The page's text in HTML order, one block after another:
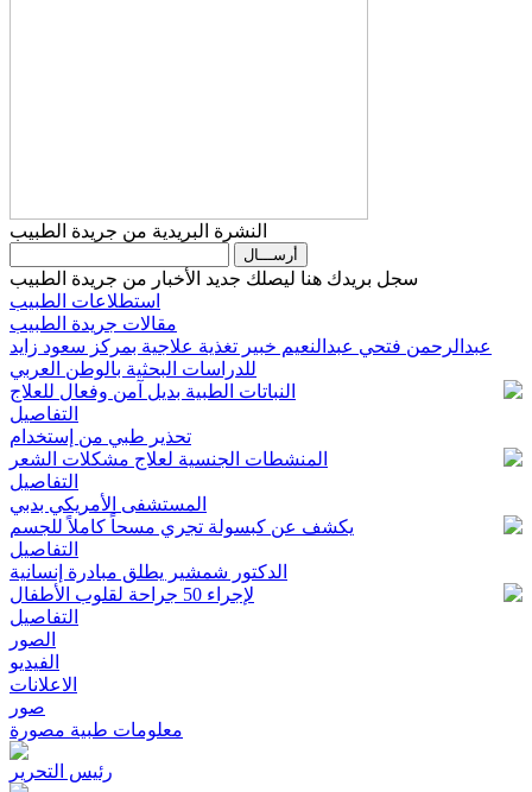
النشرة البريدية من جريدة الطبيب
سجل بريدك هنا ليصلك جديد الأخبار من جريدة الطبيب
استطلاعات الطبيب
مقالات جريدة الطبيب
عبدالرحمن فتحي عبدالنعيم خبير تغذية علاجية بمركز سعود زايد
للدراسات البحثية بالوطن العربي
النباتات الطبية بديل آمن وفعال للعلاج
التفاصيل
تحذير طبي من إستخدام
المنشطات الجنسية لعلاج مشكلات الشعر
التفاصيل
المستشفى الأمريكي بدبي
يكشف عن كبسولة تجري مسحاً كاملاً للجسم
التفاصيل
الدكتور شمشير يطلق مبادرة إنسانية
لإجراء 50 جراحة لقلوب الأطفال
التفاصيل
الصور
الفيديو
الاعلانات
صور
معلومات طبية مصورة
رئيس التحرير